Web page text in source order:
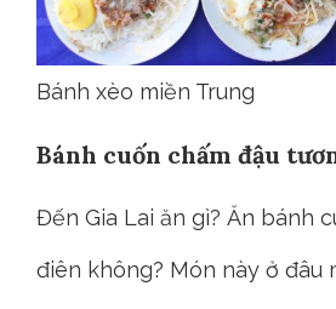
Bánh xèo miền Trung
Bánh cuốn chấm đậu
Đến Gia Lai ăn gì? Ăn bánh
điên không? Món này ở đâu